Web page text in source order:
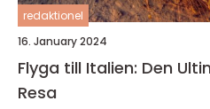
redaktionel
16. January 2024
Flyga till Italien: Den
Resa